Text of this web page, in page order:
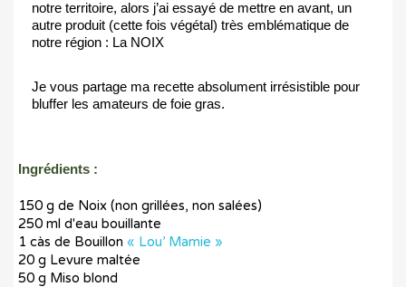
notre territoire, alors j’ai essayé de mettre en avant, un
autre produit (cette fois végétal) très emblématique de
notre région : La NOIX
Je vous partage ma recette absolument irrésistible pour
bluffer les amateurs de foie gras.
Ingrédients :
150 g de Noix (non grillées, non salées)
250 ml d'eau bouillante
1 càs de Bouillon « Lou’ Mamie »
20 g Levure maltée
50 g Miso blond